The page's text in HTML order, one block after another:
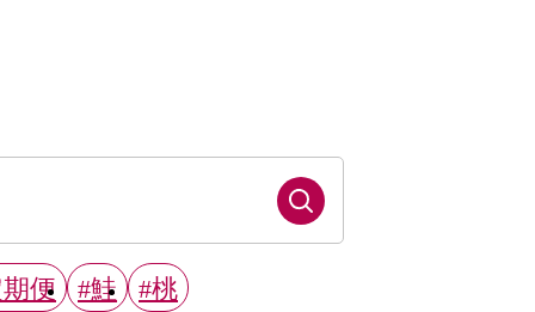
便 #鮭 #桃